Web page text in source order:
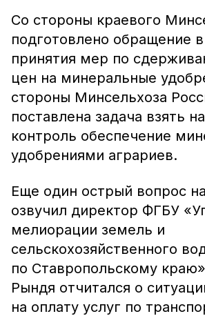
Со стороны краевого
подготовлено обращение
принятия мер по
цен на минеральные
стороны Минсельхоза
поставлена задача взять
контроль обеспечение
удобрениями аграриев.
Еще один острый вопрос
озвучил директор ФГБУ
мелиорации земель и
сельскохозяйственного
по Ставропольскому
Рындя отчитался о
на оплату услуг по